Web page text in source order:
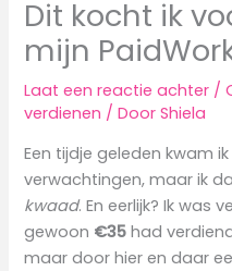
Dit kocht ik
mijn
Laat een reactie achter /
verdienen / DoorShiela
Een tijdje geleden kwam
verwachtingen, maar ik
kwaad. En eerlijk? Ik was
gewoon €35 had
maar door hier en daar